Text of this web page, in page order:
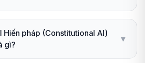
Hiến pháp (Constitutional AI)
gì?
▼